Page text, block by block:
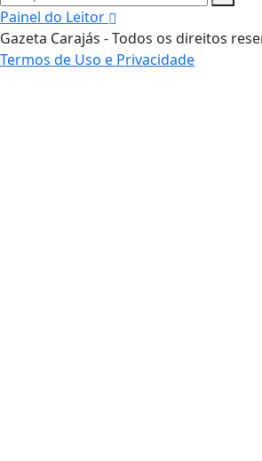
Painel do Leitor
Gazeta Carajás - Todos os direitos
Termos de Uso e Privacidade